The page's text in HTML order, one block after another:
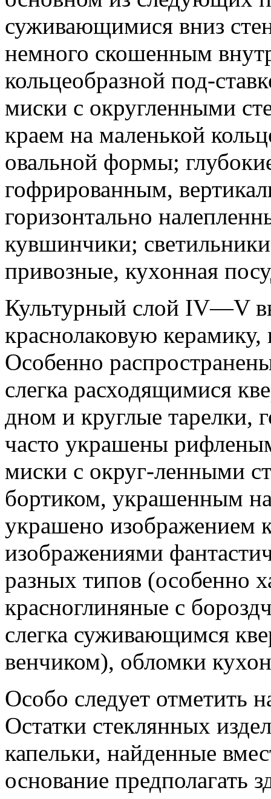
суживающимися вниз
немного скошенным
кольцеобразной под-
миски с округленными
краем на маленькой
овальной формы;
гофрированным,
горизонтально
кувшинчики;
привозные, кухонная
Культурный слой IV—V
краснолаковую
Особенно
слегка расходящимися
дном и круглые тарелки,
часто украшены
миски с округ-ленными
бортиком, украшенным
украшено изображением
изображениями
разных типов (особенно
красноглиняные с
слегка суживающимся
венчиком), обломки
Особо следует отметить
Остатки стеклянных
капельки, найденные
основание предполагать